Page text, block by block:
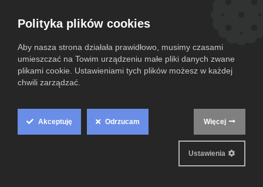
Sharp MX-B450W 0F00087600
2849,00zł
7562509474WTH B
759,00
Cookie
Polityka plików cookies
Aby nasza strona działała prawidłowo, musimy czasami
umieszczać na Towim urządzeniu małe pliki danych zwane
plikami cookie. Ustawieniami tych plików możesz w każdej
chwili zarządzać.
Akceptuję Odrzucam Więcej
Ustawienia